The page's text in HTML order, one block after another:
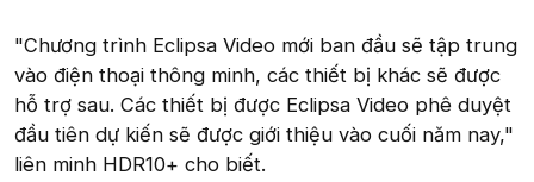
"Chương trình Eclipsa Video mới ban đầu sẽ tập trung
vào điện thoại thông minh, các thiết bị khác sẽ được
hỗ trợ sau. Các thiết bị được Eclipsa Video phê duyệt
đầu tiên dự kiến sẽ được giới thiệu vào cuối năm nay,"
liên minh HDR10+ cho biết.